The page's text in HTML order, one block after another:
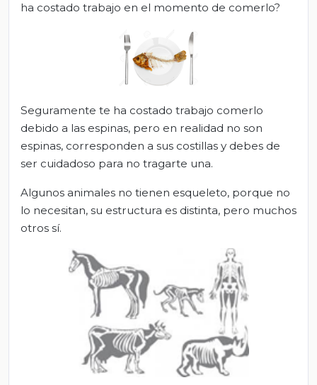
ha costado trabajo en el momento de comerlo?
Seguramente te ha costado trabajo comerlo
debido a las espinas, pero en realidad no son
espinas, corresponden a sus costillas y debes de
ser cuidadoso para no tragarte una.
Algunos animales no tienen esqueleto, porque no
lo necesitan, su estructura es distinta, pero muchos
otros sí.